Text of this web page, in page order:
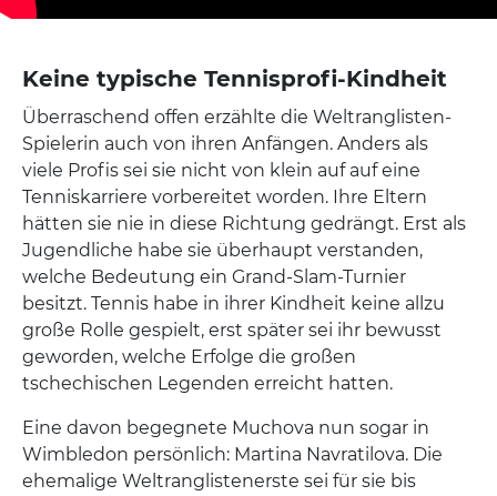
Keine typische Tennisprofi-Kindheit
Überraschend offen erzählte die Weltranglisten-
Spielerin auch von ihren Anfängen. Anders als
viele Profis sei sie nicht von klein auf auf eine
Tenniskarriere vorbereitet worden. Ihre Eltern
hätten sie nie in diese Richtung gedrängt. Erst als
Jugendliche habe sie überhaupt verstanden,
welche Bedeutung ein Grand-Slam-Turnier
besitzt. Tennis habe in ihrer Kindheit keine allzu
große Rolle gespielt, erst später sei ihr bewusst
geworden, welche Erfolge die großen
tschechischen Legenden erreicht hatten.
Eine davon begegnete Muchova nun sogar in
Wimbledon persönlich: Martina Navratilova. Die
ehemalige Weltranglistenerste sei für sie bis